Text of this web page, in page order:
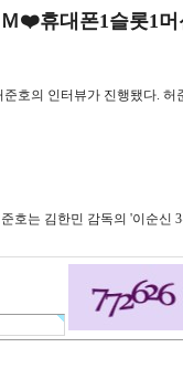
❤️휴대폰1슬롯1
호의 인터뷰가 진행됐다. 허
호는 김한민 감독의 '이순신